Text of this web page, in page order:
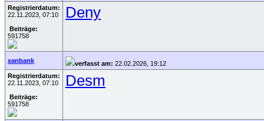
Registrierdatum:
22.11.2023, 07:10
Beiträge:
591758
Deny
xanbank verfasst am: 22.02.2026, 19:12
Registrierdatum:
22.11.2023, 07:10
Beiträge:
591758
Desm